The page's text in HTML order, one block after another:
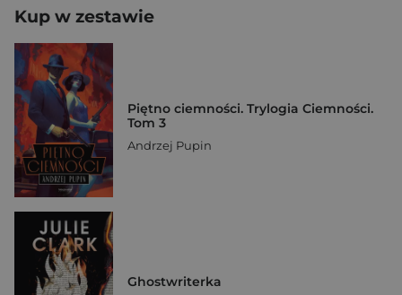
Kup w zestawie
Piętno ciemności. Trylogia Ciemności.
Tom 3
Andrzej Pupin
Ghostwriterka